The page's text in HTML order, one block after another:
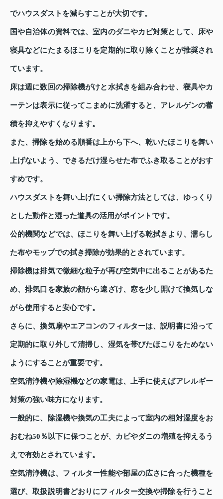
でハウスダストを減らすことが大切です。
国や自治体の資料では、室内のダニやカビ対策として、床や
寝具などにたまるほこりを定期的に取り除くことが推奨され
ています。
床は週に数回の掃除機がけと水拭きを組み合わせ、寝具やカ
ーテンは表示に従ってこまめに洗濯すると、アレルゲンの蓄
積を抑えやすくなります。
また、掃除を始める順番は上から下へ、乾いたほこりを舞い
上げないよう、できるだけ湿らせた布でふき取ることがおす
すめです。
ハウスダストを舞い上げにくい掃除方法としては、ゆっくり
とした動作と湿った道具の活用がポイントです。
公的機関などでは、ほこりを舞い上げる乾拭きより、濡らし
た布やモップでの拭き掃除が効果的とされています。
掃除機は排気で微細な粒子が再び空気中に出ることがあるた
め、排気口を家族の顔から遠ざけ、窓を少し開けて換気しな
がら使用すると安心です。
さらに、換気扇やエアコンのフィルターは、説明書に沿って
定期的に取り外して清掃し、湿気を帯びたほこりをためない
ようにすることが重要です。
空気清浄機や除湿機などの家電は、上手に使えばアレルギー
対策の強い味方になります。
一般的に、除湿機や換気の工夫によって室内の相対湿度をお
おむね50％以下に保つことが、カビやダニの増殖を抑えるう
えで有効とされています。
空気清浄機は、フィルター性能や部屋の広さに合った機種を
選び、取扱説明書どおりにフィルター交換や掃除を行うこと